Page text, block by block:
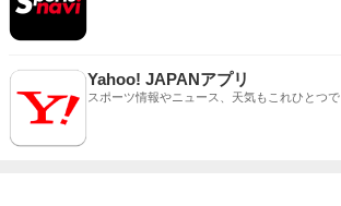
Yahoo! JAPANアプリ
スポーツ情報やニュース、天気もこれひとつで